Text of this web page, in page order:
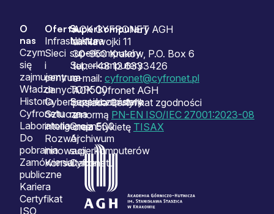
Sitemap
O
nas
Czym
się
zajmujemy
Władze
Historia
Cyfronetu
Laboratoria
Do
pobrania
Zamówienia
publiczne
Kariera
Certyfikat
ISO
Oferta
Infrastruktura
Sieci
i
centrum
danych
Cyberbezpieczeństwo
Sztuczna
inteligencja
Rozwój
innowacji
Konsultacje
Superkomputery
Nasze
superkomputery
Superkomputery
na
TOP500
Superkomputery
na
Green500
Archiwum
superkomputerów
Cyfronetu
ACK CYFRONET AGH
ul. Nawojki 11
30-950 Kraków, P.O. Box 6
tel.: +48 12 6333426
e-mail: cyfronet@cyfronet.pl
ACK Cyfronet AGH
posiada Certyfikat zgodności
z normą PN-EN ISO/IEC 27001:2023-08
oraz Etykietę TISAX